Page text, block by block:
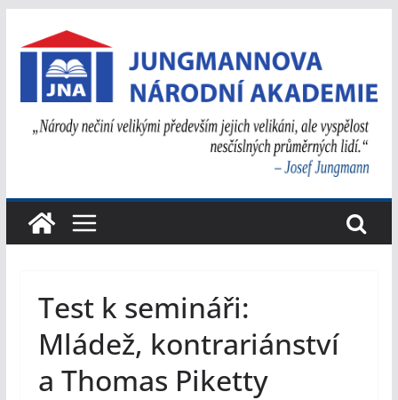
na
obsah
Test k semináři:
Mládež, kontrariánství
a Thomas Piketty